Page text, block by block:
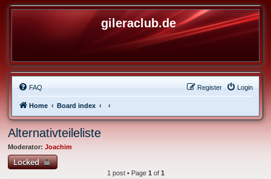
gileraclub.de
FAQ Login
Register
Home Board index
Alternativteileliste
Moderator: Joachim
Locked
1 post • Page 1 of 1